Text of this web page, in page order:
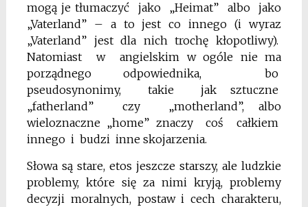
mogą jetłumaczyć jako „Heimat” albo jako
„Vaterland” – a to jest co innego (i wyraz
„Vaterland” jest dla nich trochę kłopotliwy).
Natomiast w angielskim w ogóle nie ma
porządnego odpowiednika, bo
pseudosynonimy, takie jak sztuczne
„fatherland” czy „motherland”, albo
wieloznaczne „home” znaczy coś całkiem
innego i budzi inne skojarzenia.
Słowa są stare, etos jeszcze starszy,ale ludzkie
problemy, które się za nimikryją, problemy
decyzji moralnych, postaw i cech charakteru,